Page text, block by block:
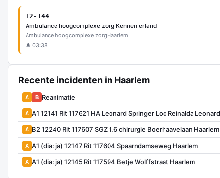
12-144
Ambulance hoogcomplexe zorg Kennemerland
Ambulance hoogcomplexe zorgHaarlem
🔔 03:38
Recente incidenten in Haarlem
A B Reanimatie
A A1 12141 Rit 117621 HA Leonard Springer Loc Reinalda
A B2 12240 Rit 117607 SGZ 1.6 chirurgie Boerhaavelaan Haarlem
A A1 (dia: ja) 12147 Rit 117604 Spaarndamseweg Haarlem
A A1 (dia: ja) 12145 Rit 117594 Betje Wolffstraat Haarlem